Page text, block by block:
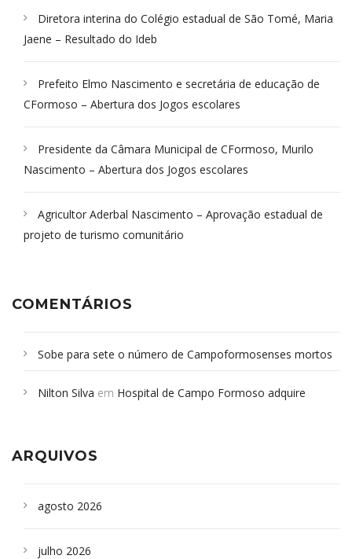
Diretora interina do Colégio estadual de São Tomé, Maria
Jaene – Resultado do Ideb
Prefeito Elmo Nascimento e secretária de educação de
CFormoso – Abertura dos Jogos escolares
Presidente da Câmara Municipal de CFormoso, Murilo
Nascimento – Abertura dos Jogos escolares
Agricultor Aderbal Nascimento – Aprovação estadual de
projeto de turismo comunitário
COMENTÁRIOS
Sobe para sete o número de Campoformosenses mortos
Campoformosenses que morreram em desabamentos são
Nilton Silva em Hospital de Campo Formoso adquire
ARQUIVOS
agosto 2026
julho 2026